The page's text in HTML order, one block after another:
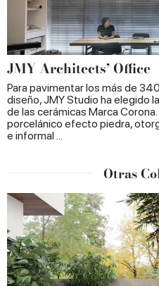
may combine it with other
provided to them or that
of their services.
JMY Architects’ Office
Para pavimentar los más de
diseño, JMY Studio ha elegido
de las cerámicas Marca
porcelánico efecto piedra,
e informal ...
Otras